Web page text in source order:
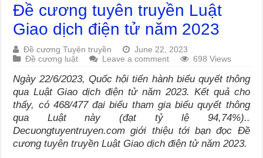
Đề cương tuyên truyền Luật
Giao dịch điện tử năm 2023
Đề cương Tuyên truyền
June 22, 2023
Đề cương luật
Leave a comment 698 Views
Ngày 22/6/2023, Quốc hội tiến hành biểu quyết thông
qua Luật Giao dịch điện tử năm 2023. Kết quả cho
thấy, có 468/477 đại biểu tham gia biểu quyết thông
qua Luật này (đạt tỷ lệ 94,74%)..
Decuongtuyentruyen.com giới thiệu tới bạn đọc Đề
cương tuyên truyền Luật Giao dịch điện tử năm 2023.